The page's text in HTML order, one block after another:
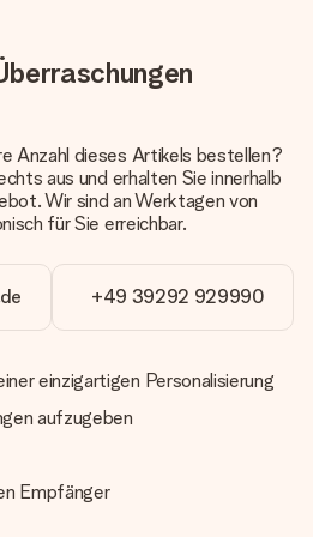
zur Verfügung?
verschiedenen Lieferoptionen
du wissen, ob es als Paket
kontaktiere bitte unseren
bezahlen?
an: Vorauskasse
Sofortüberweisung, Paypal,
sich die Lieferzeit des
meine Erwartungen nicht
Anzahl dieses Artikels bestellen?
aus und erhalten Sie innerhalb
Wir sind an Werktagen von
für Sie erreichbar.
+49 39292 929990
einzigartigen Personalisierung
aufzugeben
Empfänger